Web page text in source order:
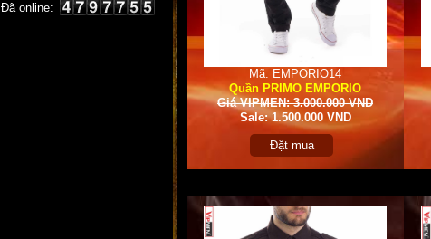
Đã online:
Mã: EMPORIO14
Quần PRIMO EMPORIO
Giá VIPMEN: 3.000.000 VND
Sale: 1.500.000 VND
Đặt mua